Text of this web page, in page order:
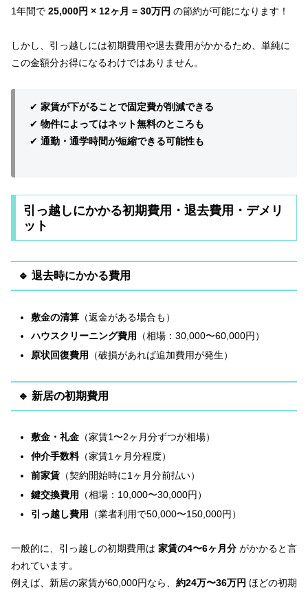
1年間で 25,000円 × 12ヶ月 = 30万円 の節約が可能になります！
しかし、引っ越しには初期費用や退去費用がかかるため、単純に
この金額分お得になるわけではありません。
✔ 家賃が下がることで固定費が削減できる
✔ 物件によってはネット無料のところも
✔ 通勤・通学時間が短縮できる可能性も
引っ越しにかかる初期費用・退去費用・デメリ
ット
🔹 退去時にかかる費用
敷金の清算（返金がある場合も）
ハウスクリーニング費用
（相場：30,000〜60,000円）
原状回復費用
（破損があれば追加費用が発生）
🔹 新居の初期費用
敷金・礼金（家賃1〜2ヶ月分ずつが相場）
仲介手数料（家賃1ヶ月分程度）
前家賃（契約開始時に1ヶ月分前払い）
鍵交換費用
（相場：10,000〜30,000円）
引っ越し費用
（業者利用で50,000〜150,000円）
一般的に、引っ越しの初期費用は 家賃の4〜6ヶ月分 がかかると言
われています。
例えば、新居の家賃が60,000円なら、 約24万〜36万円 ほどの初期